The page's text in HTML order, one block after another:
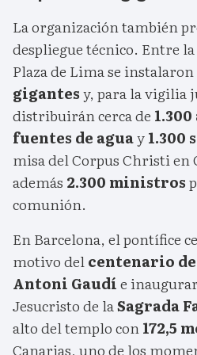
La organización también
despliegue técnico. Entre la
Plaza de Lima se instalaron
gigantesy, para la vigilia
distribuirán cerca de
fuentes de aguay1.300
misa del Corpus Christi en
además 2.300 ministros
comunión.
En Barcelona, el pontífice
motivo delcentenario
Antoni Gaudíe
Jesucristo de laSagrada
alto del templo con172,5
Canarias, uno de los